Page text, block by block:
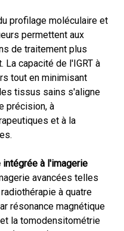
profilage moléculaire et
permettent aux
de traitement plus
capacité de l'IGRT à
tout en minimisant
tissus sains s'aligne
précision, à
et à la
à l'imagerie
avancées telles
à quatre
résonance magnétique
la tomodensitométrie